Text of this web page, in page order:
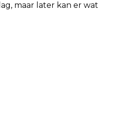
maar later kan er wat